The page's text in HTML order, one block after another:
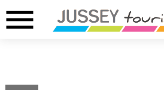
menu DREUX 02.37.46.01.73